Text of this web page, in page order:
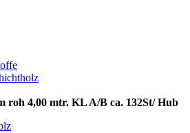
roh 4,00 mtr. KL A/B ca. 132St/ Hub